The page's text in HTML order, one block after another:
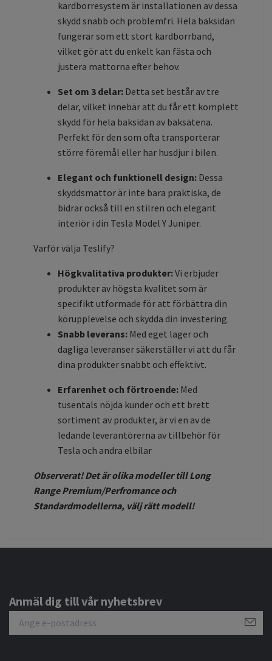
kardborresystem är installationen av dessa
skydd snabb och problemfri. Hela baksidan
fungerar som ett stort kardborrband,
vilket gör att du enkelt kan fästa och
justera mattorna efter behov.
Set om 3 delar: Detta set består av tre
delar, vilket innebär att du får ett komplett
skydd för hela baksidan av baksätena.
Perfekt för den som ofta transporterar
större föremål eller har husdjur i bilen.
Elegant och funktionell design: Dessa
skyddsmattor är inte bara praktiska, de
bidrar också till en stilren och elegant
interiör i din Tesla Model Y Juniper.
Varför välja Teslify?
Högkvalitativa produkter:Vi erbjuder
produkter av högsta kvalitet som är
specifikt utformade för att förbättra din
körupplevelse och skydda din investering.
Snabb leverans: Med eget lager och
dagliga leveranser säkerställer vi att du får
dina produkter snabbt och effektivt.
Erfarenhet och förtroende: Med
tusentals nöjda kunder och ett brett
sortiment av produkter, är vi en av de
ledande leverantörerna av tillbehör för
Tesla och andra elbilar
Observerat! Det är olika modeller till Long
Range Premium/Perfromance och
Standardmodellerna, välj rätt modell!
Anmäl dig till vår nyhetsbrev